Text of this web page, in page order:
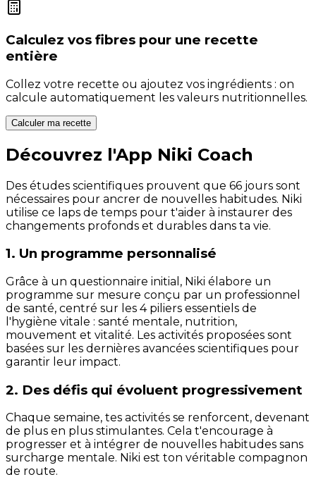
Calculez vos fibres pour une recette
entière
Collez votre recette ou ajoutez vos ingrédients : on
calcule automatiquement les valeurs nutritionnelles.
Calculer ma recette
Découvrez l'App Niki Coach
Des études scientifiques prouvent que 66 jours sont
nécessaires pour ancrer de nouvelles habitudes. Niki
utilise ce laps de temps pour t'aider à instaurer des
changements profonds et durables dans ta vie.
1. Un programme personnalisé
Grâce à un questionnaire initial, Niki élabore un
programme sur mesure conçu par un professionnel
de santé, centré sur les 4 piliers essentiels de
l'hygiène vitale : santé mentale, nutrition,
mouvement et vitalité. Les activités proposées sont
basées sur les dernières avancées scientifiques pour
garantir leur impact.
2. Des défis qui évoluent progressivement
Chaque semaine, tes activités se renforcent, devenant
de plus en plus stimulantes. Cela t'encourage à
progresser et à intégrer de nouvelles habitudes sans
surcharge mentale. Niki est ton véritable compagnon
de route.